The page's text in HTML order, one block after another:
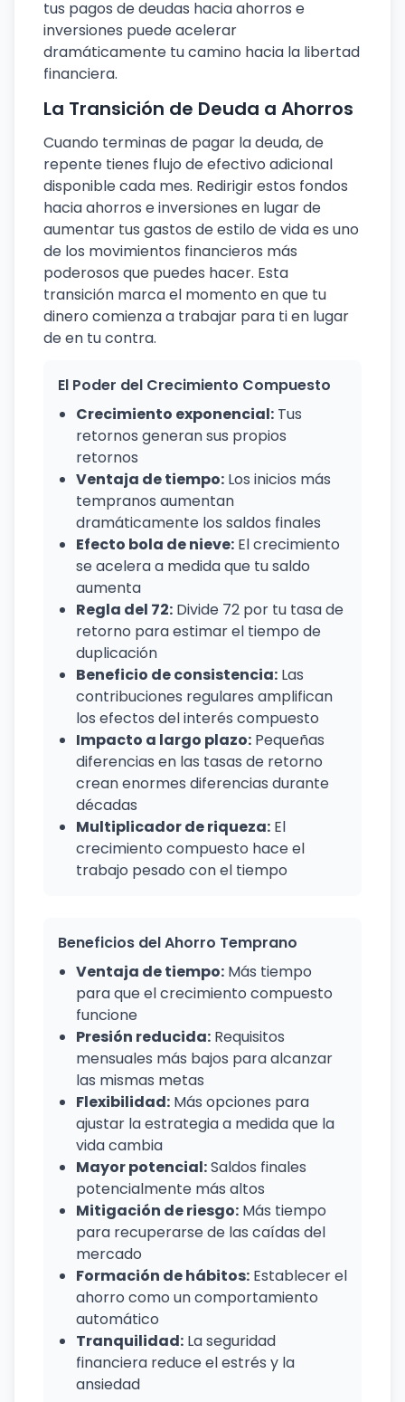
tus pagos de deudas hacia ahorros e
inversiones puede acelerar
dramáticamente tu camino hacia la libertad
financiera.
La Transición de Deuda a Ahorros
Cuando terminas de pagar la deuda, de
repente tienes flujo de efectivo adicional
disponible cada mes. Redirigir estos fondos
hacia ahorros e inversiones en lugar de
aumentar tus gastos de estilo de vida es uno
de los movimientos financieros más
poderosos que puedes hacer. Esta
transición marca el momento en que tu
dinero comienza a trabajar para ti en lugar
de en tu contra.
El Poder del Crecimiento Compuesto
Crecimiento exponencial: Tus
retornos generan sus propios
retornos
Ventaja de tiempo: Los inicios más
tempranos aumentan
dramáticamente los saldos finales
Efecto bola de nieve: El crecimiento
se acelera a medida que tu saldo
aumenta
Regla del 72: Divide 72 por tu tasa de
retorno para estimar el tiempo de
duplicación
Beneficio de consistencia: Las
contribuciones regulares amplifican
los efectos del interés compuesto
Impacto a largo plazo: Pequeñas
diferencias en las tasas de retorno
crean enormes diferencias durante
décadas
Multiplicador de riqueza: El
crecimiento compuesto hace el
trabajo pesado con el tiempo
Beneficios del Ahorro Temprano
Ventaja de tiempo: Más tiempo
para que el crecimiento compuesto
funcione
Presión reducida: Requisitos
mensuales más bajos para alcanzar
las mismas metas
Flexibilidad: Más opciones para
ajustar la estrategia a medida que la
vida cambia
Mayor potencial:Saldos finales
potencialmente más altos
Mitigación de riesgo: Más tiempo
para recuperarse de las caídas del
mercado
Formación de hábitos: Establecer el
ahorro como un comportamiento
automático
Tranquilidad: La seguridad
financiera reduce el estrés y la
ansiedad